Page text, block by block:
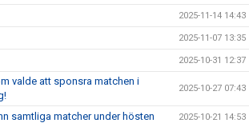
2025-11-14 14:43
2025-11-07 13:35
2025-10-31 12:37
valde att sponsra matchen i
2025-10-27 07:43
samtliga matcher under hösten 2025-10-21 14:53